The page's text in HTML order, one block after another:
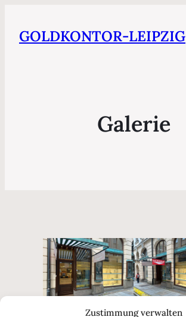
Zustimmung verwalten
GOLDKONTOR-LEIPZIG
Galerie